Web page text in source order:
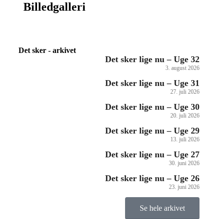
Billedgalleri
Det sker - arkivet
Det sker lige nu – Uge 32
3. august 2026
Det sker lige nu – Uge 31
27. juli 2026
Det sker lige nu – Uge 30
20. juli 2026
Det sker lige nu – Uge 29
13. juli 2026
Det sker lige nu – Uge 27
30. juni 2026
Det sker lige nu – Uge 26
23. juni 2026
Se hele arkivet